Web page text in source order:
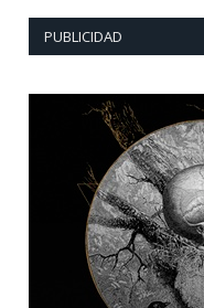
PUBLICIDAD